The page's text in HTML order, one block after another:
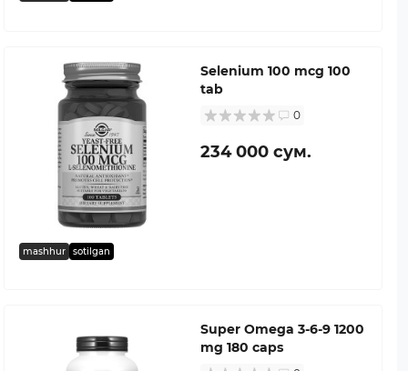
mashhur sotilgan
Selenium 100 mcg 100
tab
0
234 000 сум.
Super Omega 3-6-9 1200
mg 180 caps